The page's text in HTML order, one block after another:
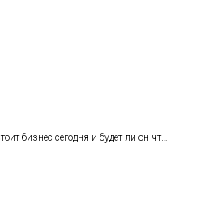
бизнес сегодня и будет ли он что